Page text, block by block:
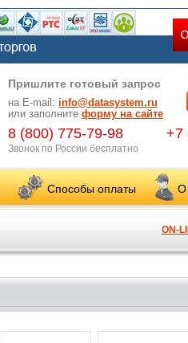
Пришлите готовый запрос
на E-mail: info@datasystem.ru
или заполните форму на сайте
8 (800) 775-79-98
Звонок по России бесплатно
+7
Способы оплаты О
ON-